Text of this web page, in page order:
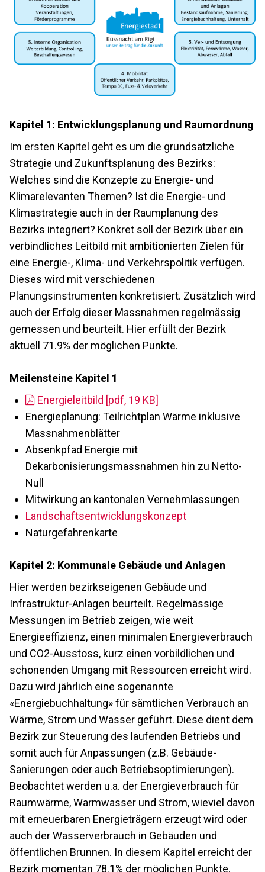
Kapitel 1: Entwicklungsplanung und Raumordnung
Im ersten Kapitel geht es um die grundsätzliche
Strategie und Zukunftsplanung des Bezirks:
Welches sind die Konzepte zu Energie- und
Klimarelevanten Themen? Ist die Energie- und
Klimastrategie auch in der Raumplanung des
Bezirks integriert? Konkret soll der Bezirk über ein
verbindliches Leitbild mit ambitionierten Zielen für
eine Energie-, Klima- und Verkehrspolitik verfügen.
Dieses wird mit verschiedenen
Planungsinstrumenten konkretisiert. Zusätzlich wird
auch der Erfolg dieser Massnahmen regelmässig
gemessen und beurteilt. Hier erfüllt der Bezirk
aktuell 71.9% der möglichen Punkte.
Meilensteine Kapitel 1
Energieleitbild [pdf, 19 KB]
Energieplanung: Teilrichtplan Wärme inklusive
Massnahmenblätter
Absenkpfad Energie mit
Dekarbonisierungsmassnahmen hin zu Netto-
Null
Mitwirkung an kantonalen Vernehmlassungen
Landschaftsentwicklungskonzept
Naturgefahrenkarte
Kapitel 2: Kommunale Gebäude und Anlagen
Hier werden bezirkseigenen Gebäude und
Infrastruktur-Anlagen beurteilt. Regelmässige
Messungen im Betrieb zeigen, wie weit
Energieeffizienz, einen minimalen Energieverbrauch
und CO2-Ausstoss, kurz einen vorbildlichen und
schonenden Umgang mit Ressourcen erreicht wird.
Dazu wird jährlich eine sogenannte
«Energiebuchhaltung» für sämtlichen Verbrauch an
Wärme, Strom und Wasser geführt. Diese dient dem
Bezirk zur Steuerung des laufenden Betriebs und
somit auch für Anpassungen (z.B. Gebäude-
Sanierungen oder auch Betriebsoptimierungen).
Beobachtet werden u.a. der Energieverbrauch für
Raumwärme, Warmwasser und Strom, wieviel davon
mit erneuerbaren Energieträgern erzeugt wird oder
auch der Wasserverbrauch in Gebäuden und
öffentlichen Brunnen. In diesem Kapitel erreicht der
Bezirk momentan 78.1% der möglichen Punkte.